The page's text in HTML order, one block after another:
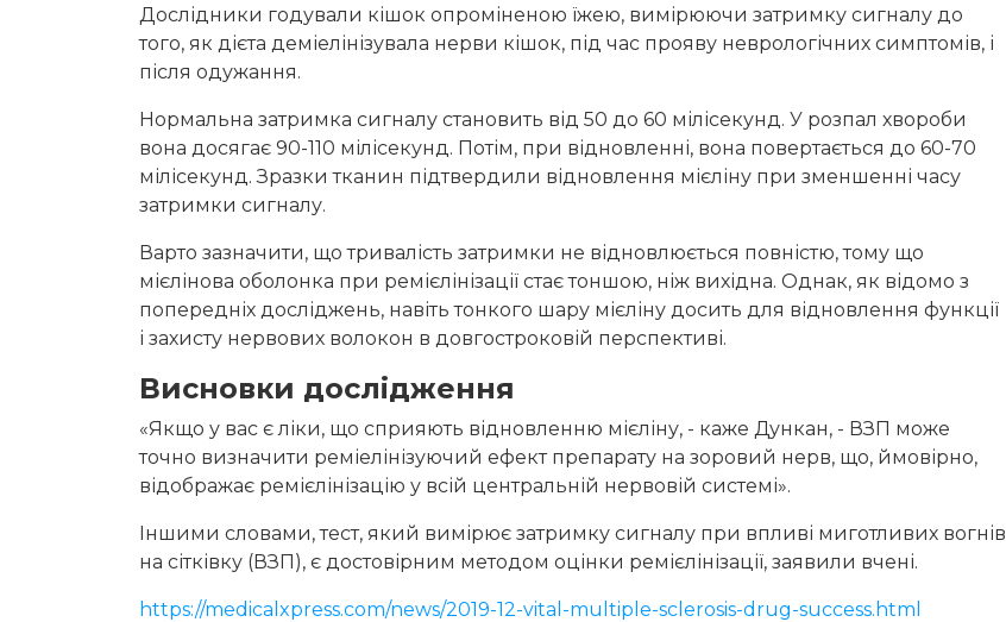
Дослідники годували кішок опроміненою їжею, вимірюючи затримку сигналу до
того, як дієта деміелінізувала нерви кішок, під час прояву неврологічних симптомів, і
після одужання.
Нормальна затримка сигналу становить від 50 до 60 мілісекунд. У розпал хвороби
вона досягає 90-110 мілісекунд. Потім, при відновленні, вона повертається до 60-70
мілісекунд. Зразки тканин підтвердили відновлення мієліну при зменшенні часу
затримки сигналу.
Варто зазначити, що тривалість затримки не відновлюється повністю, тому що
мієлінова оболонка при ремієлінізації стає тоншою, ніж вихідна. Однак, як відомо з
попередніх досліджень, навіть тонкого шару мієліну досить для відновлення функції
і захисту нервових волокон в довгостроковій перспективі.
Висновки дослідження
«Якщо у вас є ліки, що сприяють відновленню мієліну, - каже Дункан, - ВЗП може
точно визначити реміелінізуючий ефект препарату на зоровий нерв, що, ймовірно,
відображає ремієлінізацію у всій центральній нервовій системі».
Іншими словами, тест, який вимірює затримку сигналу при впливі миготливих вогнів
на сітківку (ВЗП), є достовірним методом оцінки ремієлінізації, заявили вчені.
https://medicalxpress.com/news/2019-12-vital-multiple-sclerosis-drug-success.html